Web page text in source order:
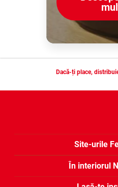
Dacă-ți place,
Site-urile
În interiorul